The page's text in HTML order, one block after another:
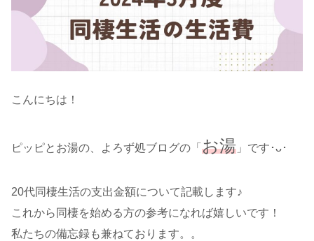
こんにちは！
ピッピとお湯の、よろず処ブログの「 お湯 」です･ᴗ･
20代同棲生活の支出金額について記載します♪
これから同棲を始める方の参考になれば嬉しいです！
私たちの備忘録も兼ねております。。